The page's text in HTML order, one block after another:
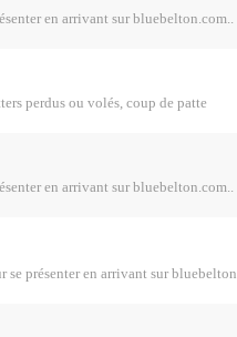
en arrivant sur bluebelton.com..
perdus ou volés, coup de patte
en arrivant sur bluebelton.com..
se présenter en arrivant sur